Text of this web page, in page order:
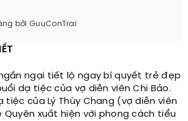
bởi GuuConTrai
ngần ngại tiết lộ ngay bí quyết trẻ đẹp
dạ tiệc của vợ diễn viên Chi Bảo.
tiệc của Lý Thùy Chang (vợ diễn viên
Quyên xuất hiện với phong cách tiểu